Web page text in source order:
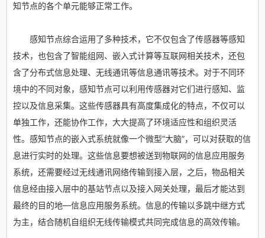
知节点的各个单元能够正常工作。
感知节点综合运用了多种技术，它不仅包含了传感器等感知
技术，也包含了智能组网、嵌入式计算等互联网相关技术，还包
含了分布式信息处理、无线通讯等信息通讯等技术。对于不同环
境中的不同对象，感知节点可以利用传感器对它们进行感知、监
控以及信息采集。这些传感器具有高度集成化的特点，不仅可以
单独工作，还能协作工作，大大提高了环境适应性和组织灵活
性。感知节点的嵌入式系统就像一个微型“大脑”，可以对获取的信
息进行实时的处理。这些信息要想被送到物联网的信息应用服务
系统，还需要经过无线通讯网络传输到接入层，之后，物品相关
信息经由接入层中的基站节点以及接入网关处理，最后才能达到
最终的目的地—信息应用服务系统。信息的传输以多跳中继方式
为主，结合随机自组织无线传输模式共同完成信息的高效传输。